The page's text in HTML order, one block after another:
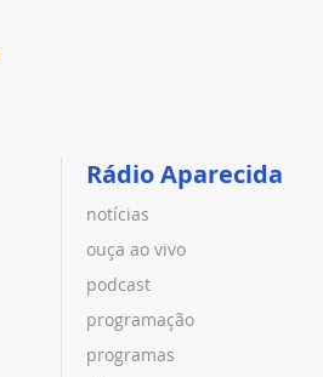
Rádio Aparecida
notícias
ouça ao vivo
podcast
programação
programas